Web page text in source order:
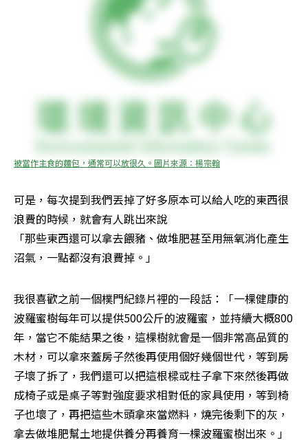
被當作主食的麵包，通常可以放很久。圖片來源：楊宗翰
可是，每次提到我們丟掉了好多原本可以給人吃的東西很
浪費的時候，就會有人跳出來說
「那些東西還可以拿去餵豬、做堆肥甚至用無氧消化產生
沼氣，一點都沒有浪費掉。」
我很喜歡之前一個樸門紀錄片裡的一段話：「一棵健康的
波羅蜜樹每年可以提供500公斤的波羅蜜，並持續大概800
年，當它不能結果之後，這棵樹就會是一個非常高品質的
木材，可以拿來蓋房子然後再使用個好幾個世代，等到房
子壞了拆了，我們還可以把這根樑或柱子拿下來然後再做
成椅子或是桌子等對強度要求相對低的家具使用，等到椅
子也壞了，再把這些木頭拿來當燃料，燒完後剩下的灰，
拿去做堆肥幫土地提供養分再養育一棵波羅蜜樹出來。」